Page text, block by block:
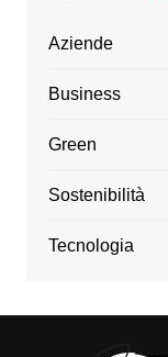
Aziende
Business
Green
Sostenibilità
Tecnologia